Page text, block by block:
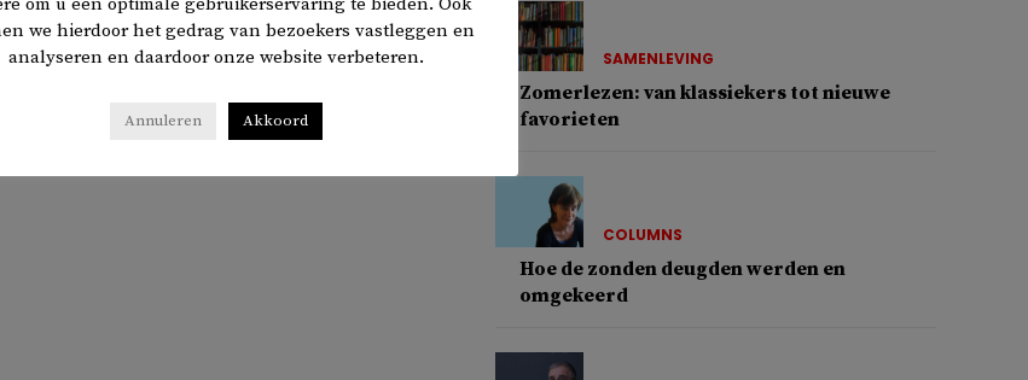
SAMENLEVING
Zomerlezen: van klassiekers tot nieuwe
favorieten
COLUMNS
Hoe de zonden deugden werden en
omgekeerd
we hierdoor het gedrag van bezoekers vastleggen en
analyseren en daardoor onze website verbeteren.
Annuleren Akkoord